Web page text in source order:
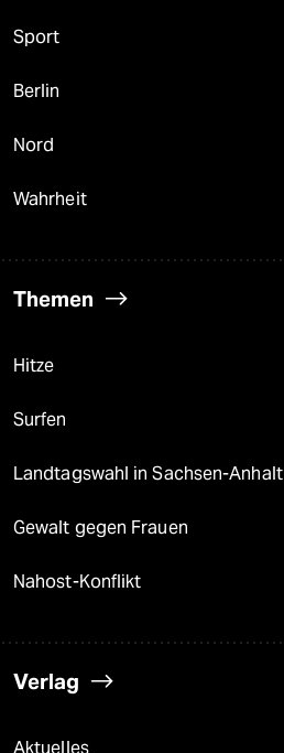
Sport
Berlin
Nord
Wahrheit
Themen
Hitze
Surfen
Landtagswahl in Sachsen-Anhalt
Gewalt gegen Frauen
Nahost-Konflikt
Verlag
Aktuelles